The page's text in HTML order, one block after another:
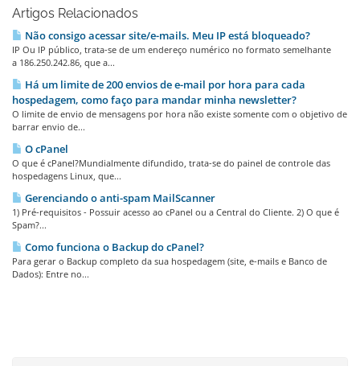
Artigos Relacionados
Não consigo acessar site/e-mails. Meu IP está bloqueado?
IP Ou IP público, trata-se de um endereço numérico no formato semelhante
a 186.250.242.86, que a...
Há um limite de 200 envios de e-mail por hora para cada
hospedagem, como faço para mandar minha newsletter?
O limite de envio de mensagens por hora não existe somente com o objetivo de
barrar envio de...
O cPanel
O que é cPanel?Mundialmente difundido, trata-se do painel de controle das
hospedagens Linux, que...
Gerenciando o anti-spam MailScanner
1) Pré-requisitos - Possuir acesso ao cPanel ou a Central do Cliente. 2) O que é
Spam?...
Como funciona o Backup do cPanel?
Para gerar o Backup completo da sua hospedagem (site, e-mails e Banco de
Dados): Entre no...